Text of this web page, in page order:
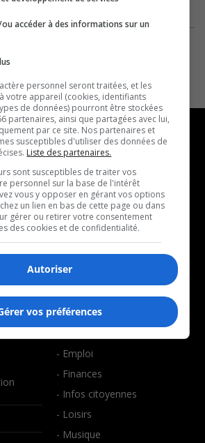
MUSIQUE
- Décompte franco
- Joué récemment
BALADOS
- Art de vivre
- Emploi
- Finances
- Infos citoyennes
- Loisirs
- Musique
accéder à des informations sur un
personnel seront traitées, et les
votre appareil (cookies, identifiants
de données) pourront être stockées
partenaires, ainsi que partagées avec lui,
par ce site. Nos partenaires et
susceptibles d'utiliser des données de
Liste des partenaires.
sont susceptibles de traiter vos
personnel sur la base de l'intérêt
vous y opposer en gérant vos options
un lien en bas de cette page ou dans
gérer ou retirer votre consentement
des cookies et de confidentialité.
Autoriser
vos préférences